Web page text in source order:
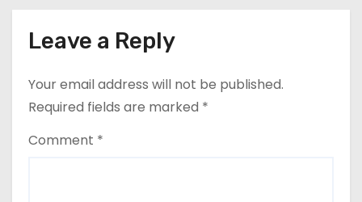
o
Leave a Reply
Your email address will not be published.
Required fields are marked *
Comment *